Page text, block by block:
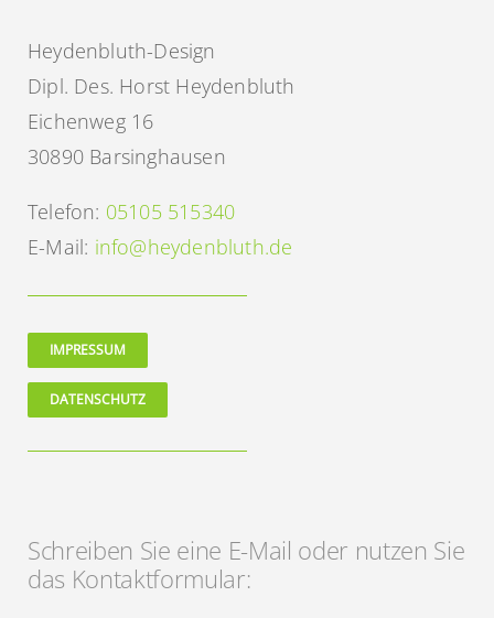
Heydenbluth-Design
Dipl. Des. Horst Heydenbluth
Eichenweg 16
30890 Barsinghausen
Telefon: 05105 515340
E-Mail: info@heydenbluth.de
IMPRESSUM
DATENSCHUTZ
Schreiben Sie eine E-Mail oder nutzen Sie
das Kontaktformular: